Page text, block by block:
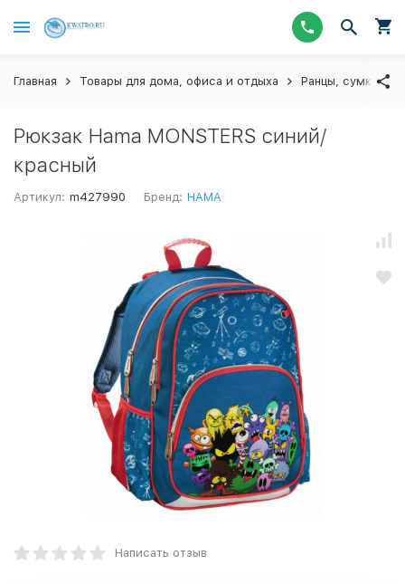
Главная Товары для дома, офиса и отдыха Ранцы, сумки и
Рюкзак Hama MONSTERS синий/
красный
Артикул: m427990 Бренд: HAMA
Написать отзыв